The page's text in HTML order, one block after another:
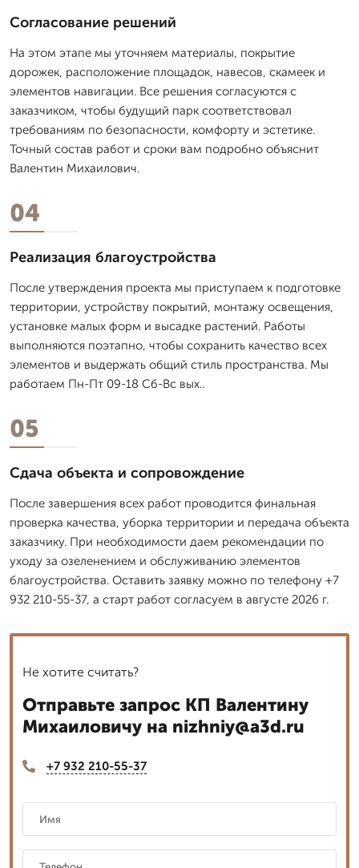
Согласование решений
На этом этапе мы уточняем материалы, покрытие
дорожек, расположение площадок, навесов, скамеек и
элементов навигации. Все решения согласуются с
заказчиком, чтобы будущий парк соответствовал
требованиям по безопасности, комфорту и эстетике.
Точный состав работ и сроки вам подробно объяснит
Валентин Михаилович.
04
Реализация благоустройства
После утверждения проекта мы приступаем к подготовке
территории, устройству покрытий, монтажу освещения,
установке малых форм и высадке растений. Работы
выполняются поэтапно, чтобы сохранить качество всех
элементов и выдержать общий стиль пространства. Мы
работаем Пн-Пт 09-18 Сб-Вс вых..
05
Сдача объекта и сопровождение
После завершения всех работ проводится финальная
проверка качества, уборка территории и передача объекта
заказчику. При необходимости даем рекомендации по
уходу за озеленением и обслуживанию элементов
благоустройства. Оставить заявку можно по телефону +7
932 210-55-37, а старт работ согласуем в августе 2026 г.
Не хотите считать?
Отправьте запрос КП Валентину
Михаиловичу на nizhniy@a3d.ru
+7 932 210-55-37